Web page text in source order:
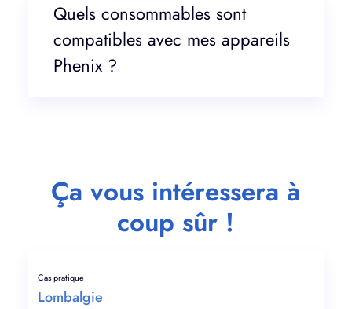
Quels consommables sont
compatibles avec mes appareils
Phenix ?
Ça vous intéressera à
coup sûr !
Cas pratique
Lombalgie